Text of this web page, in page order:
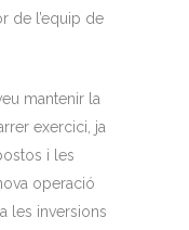
de l’equip de
mantenir la
exercici, ja
i les
operació
les inversions